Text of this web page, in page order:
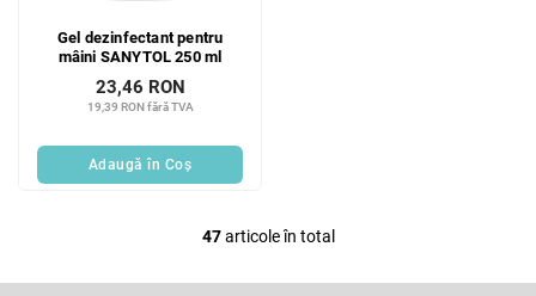
Gel dezinfectant pentru
mâini SANYTOL 250 ml
19,39 RON fără TVA
23,46 RON
Adaugă în Coş
C
47articole în total